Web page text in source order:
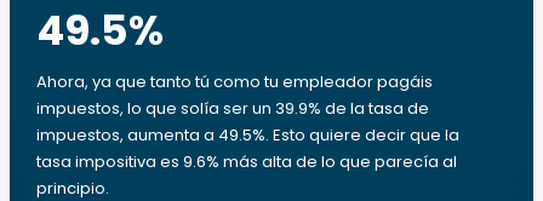
49.5%
Ahora, ya que tanto tú como tu empleador pagáis
impuestos, lo que solía ser un 39.9% de la tasa de
impuestos, aumenta a 49.5%. Esto quiere decir que la
tasa impositiva es 9.6% más alta de lo que parecía al
principio.